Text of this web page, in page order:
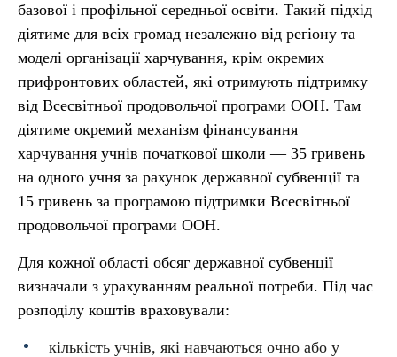
базової і профільної середньої освіти. Такий підхід
діятиме для всіх громад незалежно від регіону та
моделі організації харчування, крім окремих
прифронтових областей, які отримують підтримку
від Всесвітньої продовольчої програми ООН. Там
діятиме окремий механізм фінансування
харчування учнів початкової школи — 35 гривень
на одного учня за рахунок державної субвенції та
15 гривень за програмою підтримки Всесвітньої
продовольчої програми ООН.
Для кожної області обсяг державної субвенції
визначали з урахуванням реальної потреби. Під час
розподілу коштів враховували:
кількість учнів, які навчаються очно або у